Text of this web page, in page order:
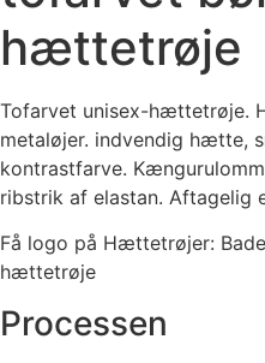
hættetrøje
Tofarvet unisex-hættetrøje.
metaløjer. indvendig hætte,
kontrastfarve.
ribstrik af elastan. Aftagelig
Få logo på Hættetrøjer:
hættetrøje
Processen